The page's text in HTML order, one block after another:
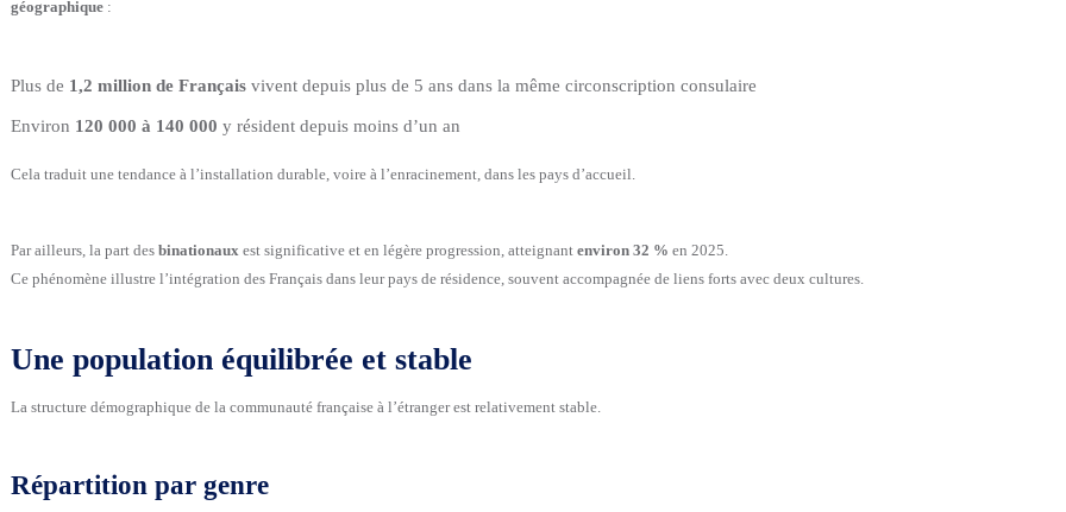
géographique :
Plus de 1,2 million de Français vivent depuis plus de 5 ans dans la même circonscription consulaire
Environ 120 000 à 140 000 y résident depuis moins d’un an
Cela traduit une tendance à l’installation durable, voire à l’enracinement, dans les pays d’accueil.
Par ailleurs, la part des binationaux est significative et en légère progression, atteignant environ 32 % en 2025.
Ce phénomène illustre l’intégration des Français dans leur pays de résidence, souvent accompagnée de liens forts avec deux cultures.
Une population équilibrée et stable
La structure démographique de la communauté française à l’étranger est relativement stable.
Répartition par genre